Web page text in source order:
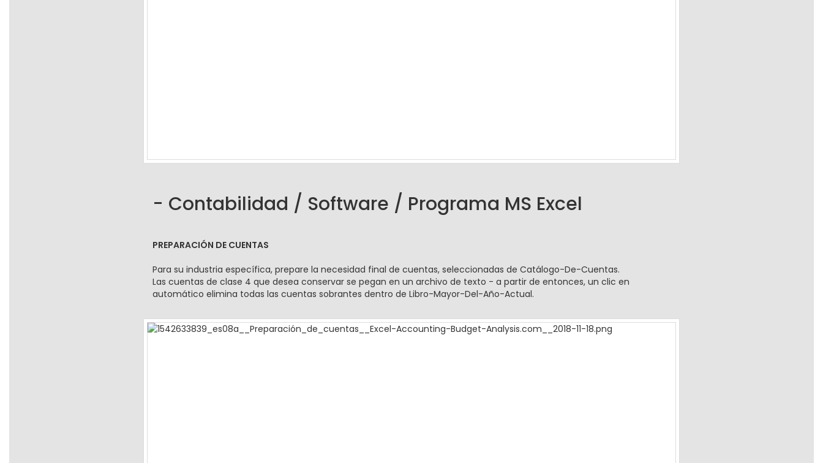
- Contabilidad / Software / Programa MS Excel
PREPARACIÓN DE CUENTAS
Para su industria específica, prepare la necesidad final de cuentas, seleccionadas de Catálogo-De-Cuentas.
Las cuentas de clase 4 que desea conservar se pegan en un archivo de texto - a partir de entonces, un clic en
automático elimina todas las cuentas sobrantes dentro de Libro-Mayor-Del-Año-Actual.